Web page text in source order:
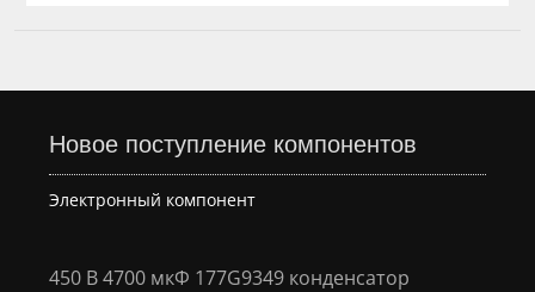
Новое поступление компонентов
Электронный компонент
450 В 4700 мкФ 177G9349 конденсатор